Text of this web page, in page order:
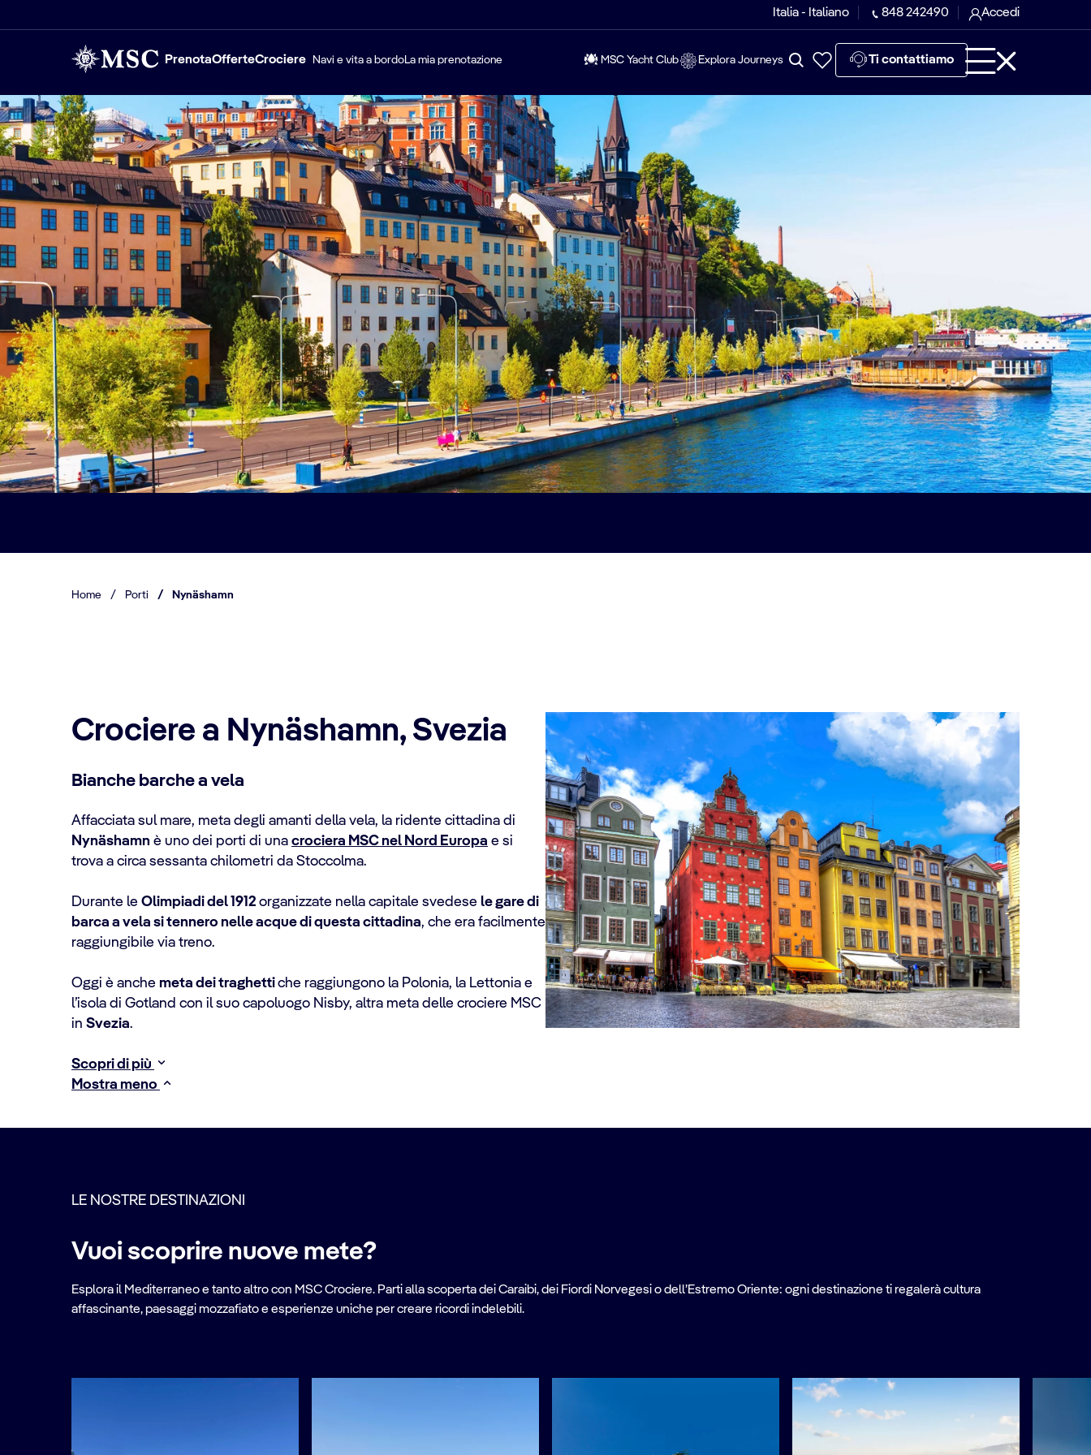
Italia - Italiano 848 242490 Accedi
PrenotaOfferteCrociere Navi e vita a bordoLa mia prenotazione MSC Yacht Club Explora Journeys Ti contattiamo
Home / Porti / Nynäshamn
Crociere a Nynäshamn, Svezia
Bianche barche a vela
Affacciata sul mare, meta degli amanti della vela, la ridente cittadina di
Nynäshamn è uno dei porti di una crociera MSC nel Nord Europa e si
trova a circa sessanta chilometri da Stoccolma.
Durante le Olimpiadi del 1912 organizzate nella capitale svedese le gare di
barca a vela si tennero nelle acque di questa cittadina, che era facilmente
raggiungibile via treno.
Oggi è anche meta dei traghettiche raggiungono la Polonia, la Lettonia e
l’isola di Gotland con il suo capoluogo Nisby, altra meta delle crociere MSC
in Svezia.
Scopri di più
Mostra meno
LE NOSTRE DESTINAZIONI
Vuoi scoprire nuove mete?
Esplora il Mediterraneo e tanto altro con MSC Crociere. Parti alla scoperta dei Caraibi, dei Fiordi Norvegesi o dell’Estremo Oriente: ogni destinazione ti regalerà cultura
affascinante, paesaggi mozzafiato e esperienze uniche per creare ricordi indelebili.